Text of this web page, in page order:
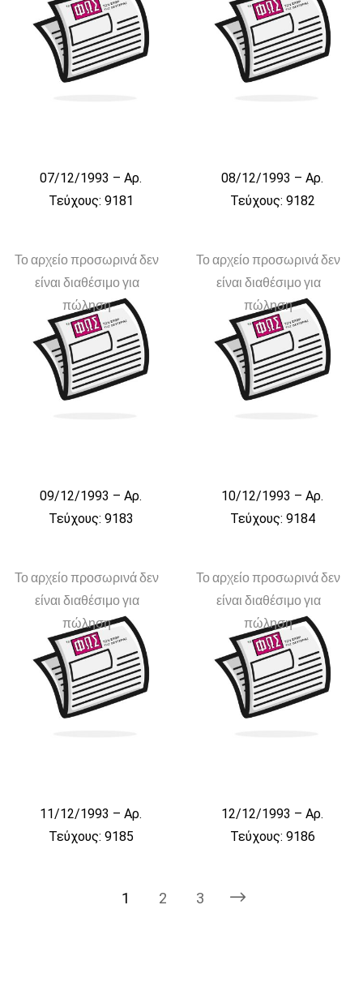
07/12/1993 – Αρ.
Τεύχους: 9181
08/12/1993 – Αρ.
Τεύχους: 9182
Το αρχείο προσωρινά δεν
είναι διαθέσιμο για
πώληση
09/12/1993 – Αρ.
Τεύχους: 9183
Το αρχείο προσωρινά δεν
είναι διαθέσιμο για
πώληση
10/12/1993 – Αρ.
Τεύχους: 9184
Το αρχείο προσωρινά δεν
είναι διαθέσιμο για
πώληση
11/12/1993 – Αρ.
Τεύχους: 9185
Το αρχείο προσωρινά δεν
είναι διαθέσιμο για
πώληση
12/12/1993 – Αρ.
Τεύχους: 9186
1 2 3